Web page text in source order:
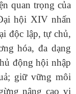
quan trọng của
hội XIV nhấn
độc lập, tự chủ,
hóa, đa dạng
động hội nhập
giữ vững môi
nâng cao vị